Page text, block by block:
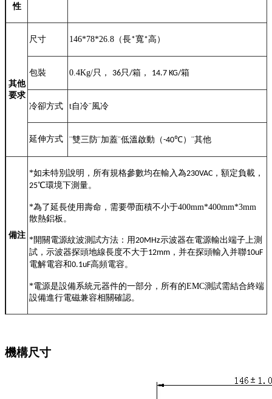
性
其他
要求
尺寸 146*78*26.8 （長*寬*高）
包裝 0.4Kg/只， 36只 /箱， 14.7 KG/箱
冷卻方式 t自冷¨風冷
延伸方式 ¨雙三防¨加蓋¨低溫啟動（-40℃） ¨其他
備注
*如未特別說明，所有規格參數均在輸入為230VAC ，額定負載，
25℃環境下測量。
*為了延長使用壽命 ，需要帶面積不小于400mm*400mm*3mm
散熱鋁板 。
*開關電源紋波測試方法：用20MHz示波器在電源輸出端子上測
試，示波器探頭地線長度不大于12mm ，并在探頭輸入并聯10uF
電解電容和0.1uF高頻電容。
*電源是設備系統元器件的一部分，所有的EMC測試需結合終端
設備進行電磁兼容相關確認。
機構尺寸